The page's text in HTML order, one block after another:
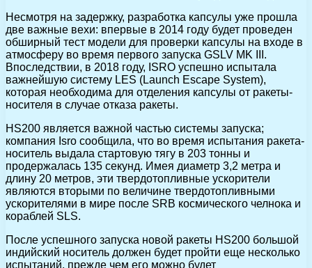
Несмотря на задержку, разработка капсулы уже прошла
две важные вехи: впервые в 2014 году будет проведен
обширный тест модели для проверки капсулы на входе в
атмосферу во время первого запуска GSLV MK III.
Впоследствии, в 2018 году, ISRO успешно испытала
важнейшую систему LES (Launch Escape System),
которая необходима для отделения капсулы от ракеты-
носителя в случае отказа ракеты.
HS200 является важной частью системы запуска;
компания Isro сообщила, что во время испытания ракета-
носитель выдала стартовую тягу в 203 тонны и
продержалась 135 секунд. Имея диаметр 3,2 метра и
длину 20 метров, эти твердотопливные ускорители
являются вторыми по величине твердотопливными
ускорителями в мире после SRB космического челнока и
кораблей SLS.
После успешного запуска новой ракеты HS200 большой
индийский носитель должен будет пройти еще несколько
испытаний, прежде чем его можно будет